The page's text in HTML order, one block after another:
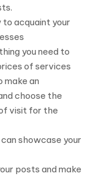
acquaint your
you need to
of services
make an
choose the
visit for the
showcase your
posts and make